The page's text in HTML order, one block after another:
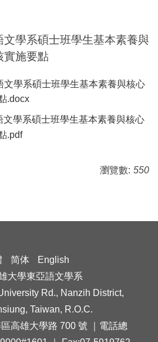
文學系碩士班學生基本素養與
實施要點
文學系碩士班學生基本素養與核心
.docx
文學系碩士班學生基本素養與核心
.pdf
瀏覽數: 550
简体
English
大學東亞語文學系
Rd., Nanzih District,
Taiwan, R.O.C.
高雄大學路 700 號 ｜電話總